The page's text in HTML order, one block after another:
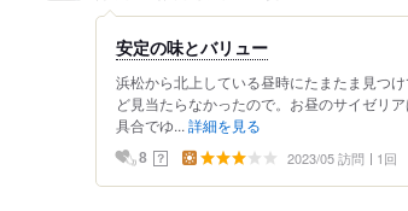
安定の味とバリュー
浜松から北上している昼時にたまたま見つ
ど見当たらなかったので。お昼のサイゼリ
具合でゆ... 詳細を見る
8 ？ 2023/05 訪問 1回